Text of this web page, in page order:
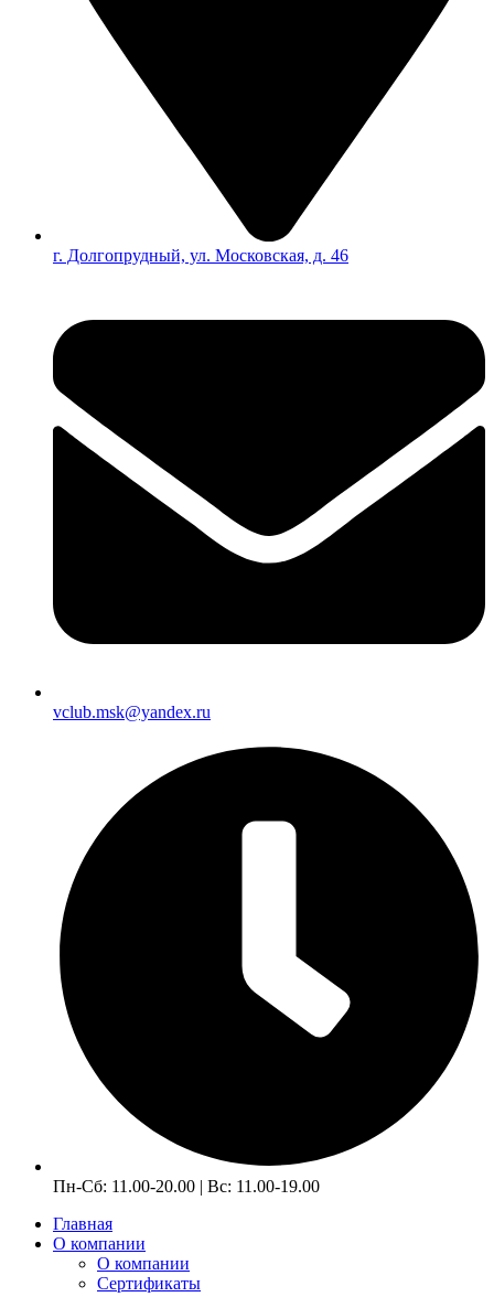
г. Долгопрудный, ул. Московская, д. 46
vclub.msk@yandex.ru
Пн-Сб: 11.00-20.00 | Вс: 11.00-19.00
Главная
О компании
О компании
Сертификаты